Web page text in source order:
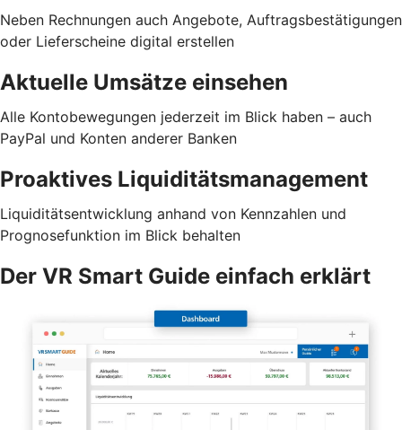
Neben Rechnungen auch Angebote, Auftragsbestätigungen
oder Lieferscheine digital erstellen
Aktuelle Umsätze einsehen
Alle Kontobewegungen jederzeit im Blick haben – auch
PayPal und Konten anderer Banken
Proaktives Liquiditätsmanagement
Liquiditätsentwicklung anhand von Kennzahlen und
Prognosefunktion im Blick behalten
Der VR Smart Guide einfach erklärt